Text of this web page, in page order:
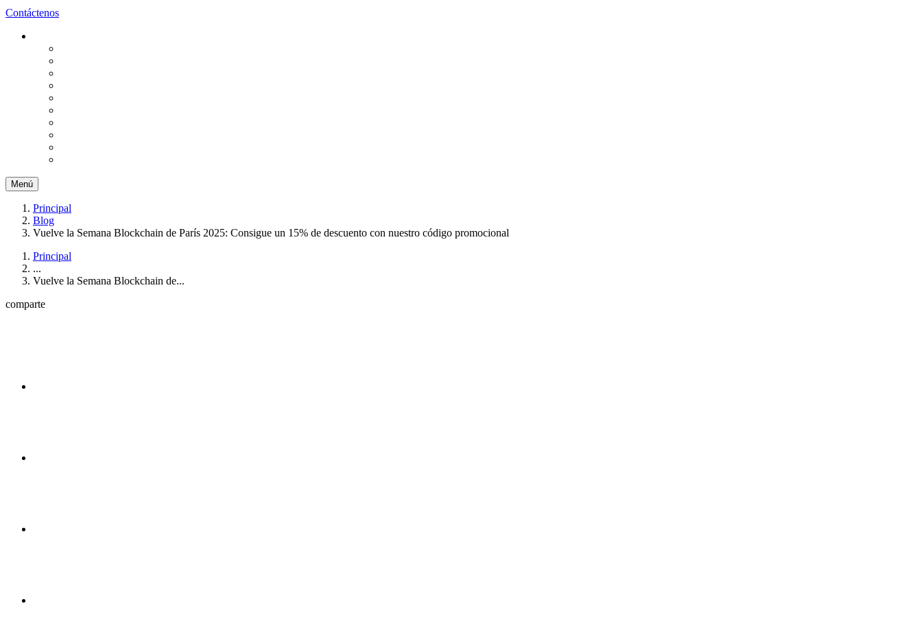
Contáctenos
Menú
Principal
Blog
Vuelve la Semana Blockchain de París 2025: Consigue un 15% de descuento con nuestro código promocional
Principal
...
Vuelve la Semana Blockchain de...
comparte